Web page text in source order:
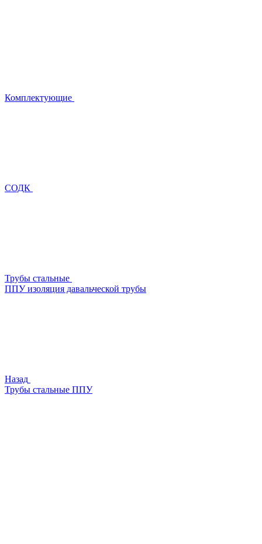
Комплектующие
СОДК
Трубы стальные
ППУ изоляция давальческой трубы
Назад
Трубы стальные ППУ